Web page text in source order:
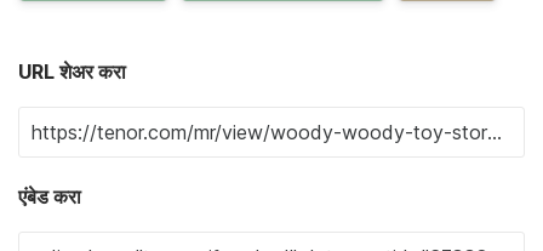
URL शेअर करा
एंबेड करा